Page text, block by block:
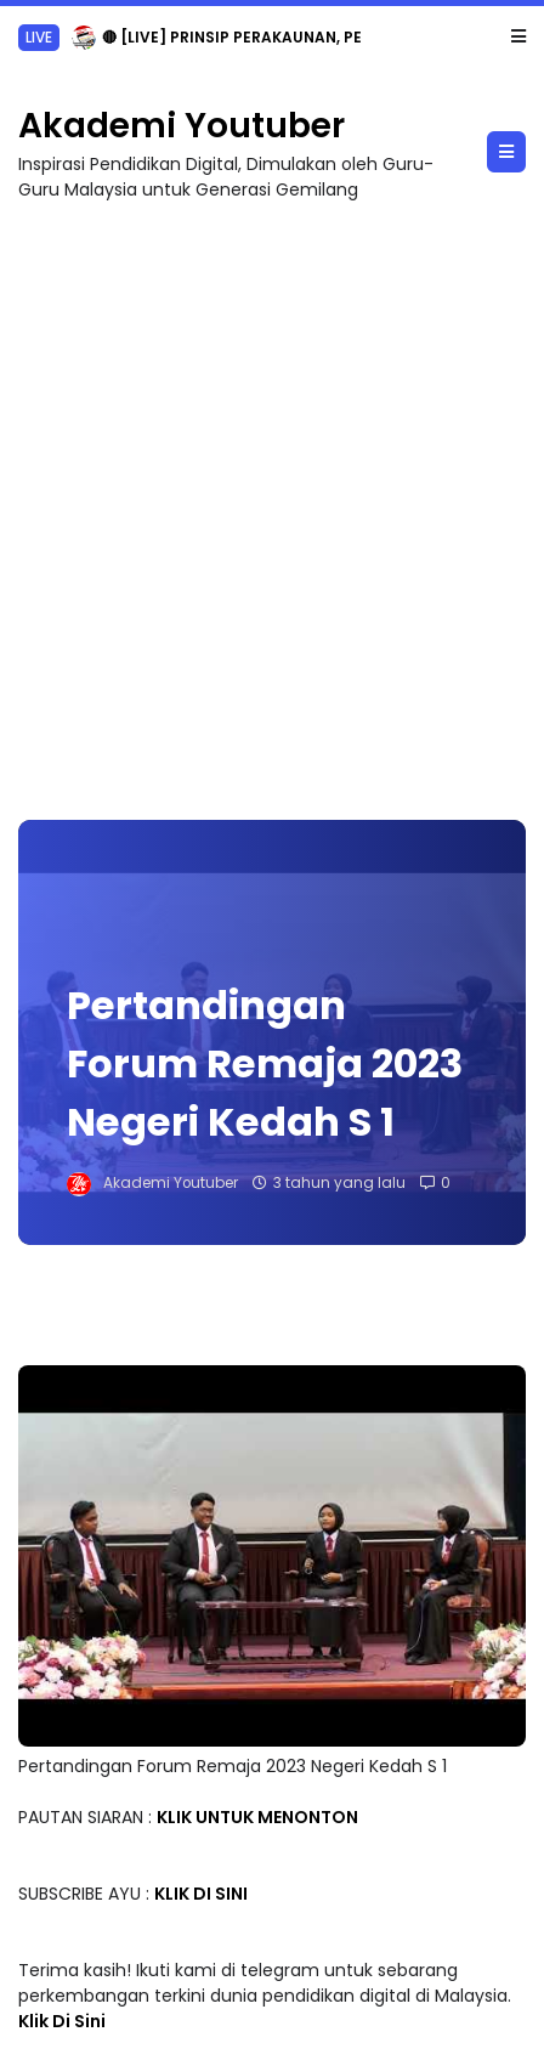
LIVE 🔴 [LIVE] PRINSIP PERAKAUNAN, PECUT SKOR SOALAN 1 TRIAL OLEH CIKGU WAN...
Akademi Youtuber
Inspirasi Pendidikan Digital, Dimulakan oleh Guru-
Guru Malaysia untuk Generasi Gemilang
Pertandingan
Forum Remaja 2023
Negeri Kedah S 1
Akademi Youtuber 3 tahun yang lalu 0
Pertandingan Forum Remaja 2023 Negeri Kedah S 1
PAUTAN SIARAN : KLIK UNTUK MENONTON
SUBSCRIBE AYU : KLIK DI SINI
Terima kasih! Ikuti kami di telegram untuk sebarang
perkembangan terkini dunia pendidikan digital di Malaysia.
Klik Di Sini